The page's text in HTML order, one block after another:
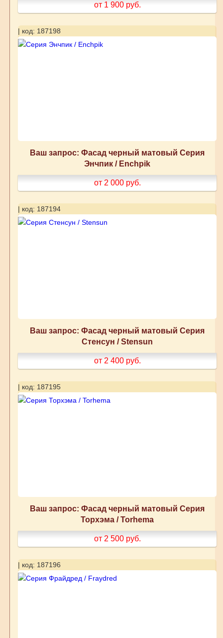
от 1 900 руб.
| код: 187198
Ваш запрос: Фасад черный матовый Серия
Энчпик / Enchpik
от 2 000 руб.
| код: 187194
Ваш запрос: Фасад черный матовый Серия
Стенсун / Stensun
от 2 400 руб.
| код: 187195
Ваш запрос: Фасад черный матовый Серия
Торхэма / Torhema
от 2 500 руб.
| код: 187196